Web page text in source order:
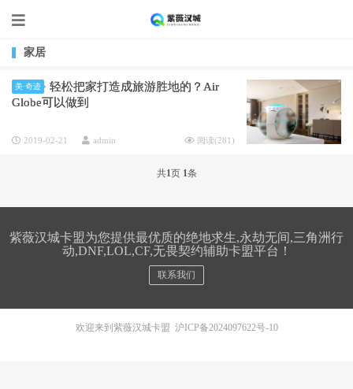
家居
美·奇迹
轻松把家打造成旅游胜地的？Air
Globe可以做到
2019-02-21 admin 阅读(281 )
共1页 1条
紫薇汉城卡盟为您提供最优质的绝地求生,永劫无间,三角洲行
动,DNF,LOL,CF,无畏契约辅助卡盟平台！
联系我们
欢迎来到紫薇汉城卡盟 沪ICP备2024097622号-10